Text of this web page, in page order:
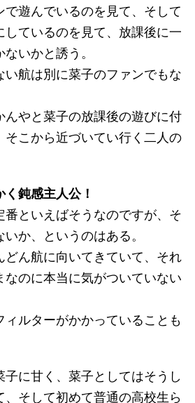
で遊んでいるのを見て、そして
しているのを見て、放課後に一
いかと誘う。
い航は別に菜子のファンでもな
んやと菜子の放課後の遊びに付
そこから近づいてい行く二人の
鈍感主人公！
番といえばそうなのですが、そ
か、というのはある。
どん航に向いてきていて、それ
なのに本当に気がついていない
ィルターがかかっていることも
に甘く、菜子としてはそうし
、そして初めて普通の高校生ら